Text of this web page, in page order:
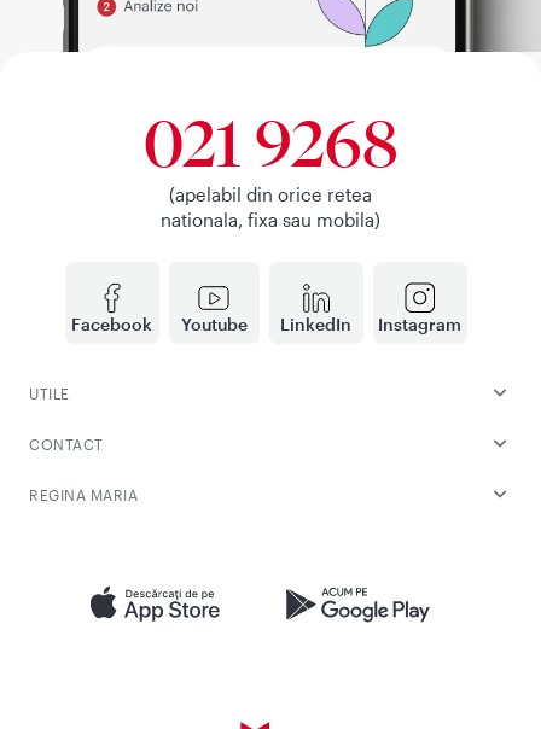
Facebook Youtube LinkedIn Instagram
021 9268
(apelabil din orice retea
nationala, fixa sau mobila)
UTILE
CONTACT
REGINA MARIA